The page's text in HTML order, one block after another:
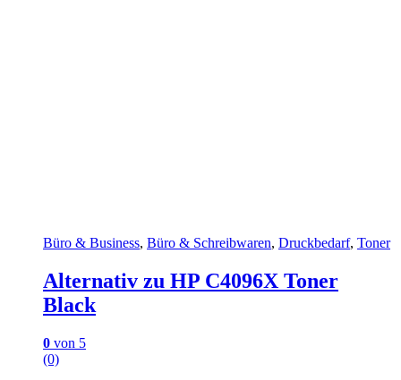
Büro & Business, Büro & Schreibwaren, Druckbedarf, Toner
Alternativ zu HP C4096X Toner
Black
0 von 5
(0)